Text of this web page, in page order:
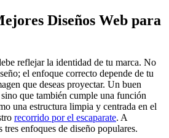
Diseños Web para
reflejar la identidad de tu marca. No
el enfoque correcto depende de tu
que deseas proyectar. Un buen
que también cumple una función
una estructura limpia y centrada en el
recorrido por el escaparate. A
enfoques de diseño populares.